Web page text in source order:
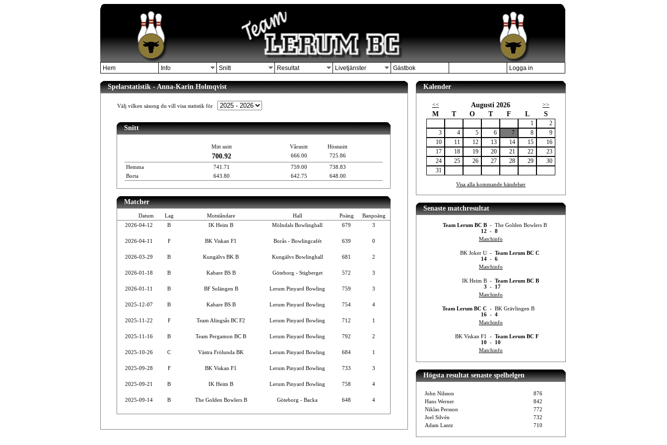
Hem Info Snitt Resultat Livetjänster Gästbok Logga in
Spelarstatistik - Anna-Karin Holmqvist
Välj vilken säsong du vill visa statistik för
Snitt
Mitt snitt Vårsnitt Höstsnitt
700.92 666.00
725.86
Hemma
741.71 759.00
738.83
Borta
643.80 642.75 648.00
Matcher
Datum Lag Motståndare Hall Poäng
Banpoäng
2026-04-12
B IK Heim B Mölndals Bowlinghall 679 3
2026-04-11 F BK Viskan F1 Borås - Bowlingcafét 639 0
2026-03-29 B Kungälvs BK B Kungälvs Bowlinghall 681 2
2026-01-18 B Kabare BS B Göteborg - Stigberget 572 3
2026-01-11 B BF Solängen B Lerum Pinyard Bowling 759 3
2025-12-07 B Kabare BS B Lerum Pinyard Bowling 754 4
2025-11-22 F Team Alingsås BC F2 Lerum Pinyard Bowling 712 1
2025-11-16 B Team Pergamon BC B Lerum Pinyard Bowling 792 2
2025-10-26 C Västra Frölunda BK Lerum Pinyard Bowling 684 1
2025-09-28 F BK Viskan F1 Lerum Pinyard Bowling 733 3
2025-09-21 B IK Heim B Lerum Pinyard Bowling 758 4
2025-09-14 B The Golden Bowlers B Göteborg - Backa 648 4
Kalender
<< Augusti 2026 >>
M T O T F L S
1
2
3
4 5 6 7 8
9
10
11 12 13 14 15
16
17
18 19 20 21 22
23
24
25 26 27 28 29
30
31
Visa alla kommande händelser
Senaste matchresultat
Team Lerum BC B
12
-
-
The Golden Bowlers B
8
Matchinfo
BK Joker U
14
-
-
Team Lerum BC C
6
Matchinfo
IK Heim B
3
-
-
Team Lerum BC B
17
Matchinfo
Team Lerum BC C
16
-
-
BK Grävlingen B
4
Matchinfo
BK Viskan F1
10
-
-
Team Lerum BC F
10
Matchinfo
Högsta resultat senaste spelhelgen
John Nilsson
876
Hans Werner
842
Niklas Persson
772
Joel Silvén
732
Adam Lantz
710